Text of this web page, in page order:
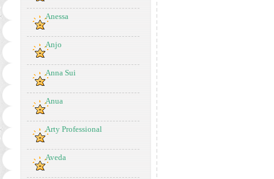
Anessa
Anjo
Anna Sui
Anua
Arty Professional
Aveda